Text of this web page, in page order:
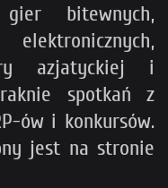
bitewnych,
azjatyckiej i
spotkań z
ów i konkursów.
jest na stronie